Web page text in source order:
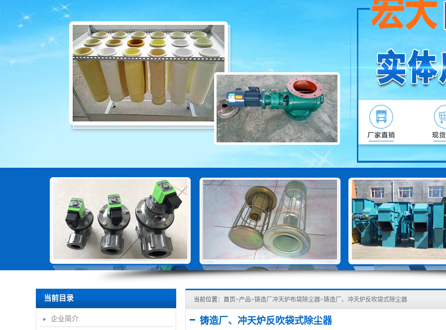
当前位置： 首页>产品>铸造厂冲天炉布袋除尘器>铸造厂、冲天炉反吹袋式除尘器
铸造厂、冲天炉反吹袋式除尘器
当前目录
企业简介